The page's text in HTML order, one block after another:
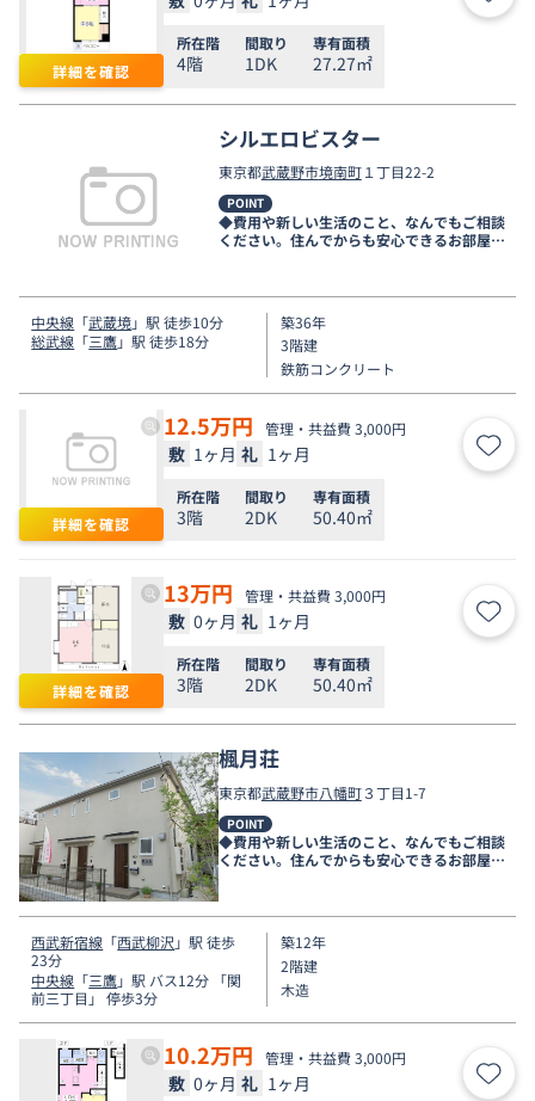
詳細を確認
所在階
4階
間取り
1DK
専有面積
27.27㎡
シルエロビスター
東京都武蔵野市境南町１丁目22-2
POINT
◆費用や新しい生活のこと、なんでもご相談
ください。住んでからも安心できるお部屋探
中央線 「武蔵境」駅 徒歩10分
総武線 「三鷹」駅 徒歩18分
築36年
3階建
鉄筋コンクリート
詳細を確認
12.5万円 管理・共益費 3,000円
敷 1ヶ月 礼 1ヶ月 お気
所在階
3階
間取り
2DK
専有面積
50.40㎡
詳細を確認
13万円 管理・共益費 3,000円
敷 0ヶ月 礼 1ヶ月 お気
所在階
3階
間取り
2DK
専有面積
50.40㎡
楓月荘
東京都武蔵野市八幡町３丁目1-7
POINT
◆費用や新しい生活のこと、なんでもご相談
ください。住んでからも安心できるお部屋探
しをお手伝いします◆
西武新宿線 「西武柳沢 」駅 徒歩
23分
中央線 「三鷹」駅 バス12分 「関
前三丁目」 停歩3分
築12年
2階建
木造
10.2万円 管理・共益費 3,000円
敷 0ヶ月 礼 1ヶ月 お気